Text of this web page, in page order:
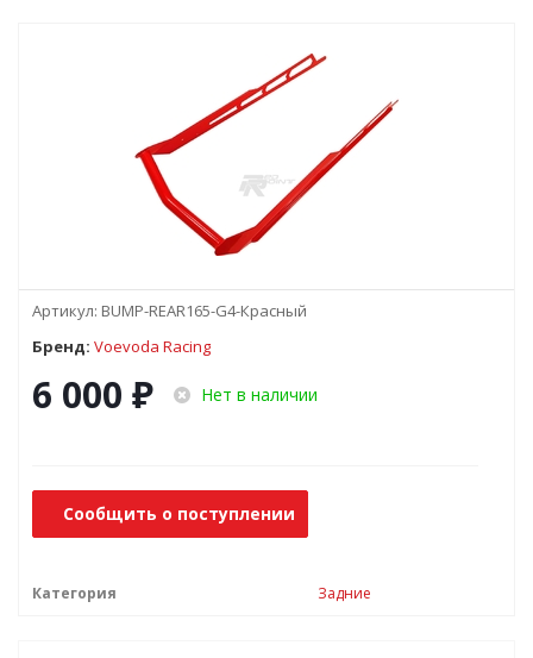
Артикул: BUMP-REAR165-G4-Красный
Бренд: Voevoda Racing
6 000 ₽ Нет в наличии
Сообщить о поступлении
Категория Задние